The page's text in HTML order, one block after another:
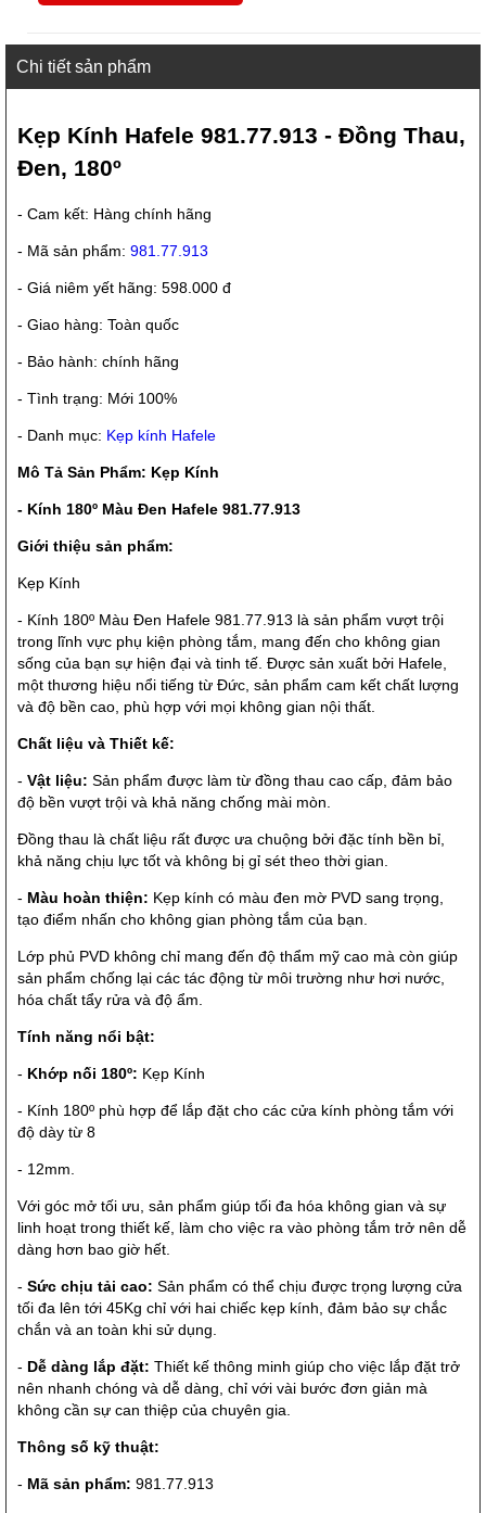
Chi tiết sản phẩm
Kẹp Kính Hafele 981.77.913 - Đồng Thau,
Đen, 180º
- Cam kết: Hàng chính hãng
- Mã sản phẩm: 981.77.913
- Giá niêm yết hãng: 598.000 đ
- Giao hàng: Toàn quốc
- Bảo hành: chính hãng
- Tình trạng: Mới 100%
- Danh mục: Kẹp kính Hafele
Mô Tả Sản Phẩm: Kẹp Kính
- Kính 180º Màu Đen Hafele 981.77.913
Giới thiệu sản phẩm:
Kẹp Kính
- Kính 180º Màu Đen Hafele 981.77.913 là sản phẩm vượt trội
trong lĩnh vực phụ kiện phòng tắm, mang đến cho không gian
sống của bạn sự hiện đại và tinh tế. Được sản xuất bởi Hafele,
một thương hiệu nổi tiếng từ Đức, sản phẩm cam kết chất lượng
và độ bền cao, phù hợp với mọi không gian nội thất.
Chất liệu và Thiết kế:
- Vật liệu: Sản phẩm được làm từ đồng thau cao cấp, đảm bảo
độ bền vượt trội và khả năng chống mài mòn.
Đồng thau là chất liệu rất được ưa chuộng bởi đặc tính bền bỉ,
khả năng chịu lực tốt và không bị gỉ sét theo thời gian.
- Màu hoàn thiện: Kẹp kính có màu đen mờ PVD sang trọng,
tạo điểm nhấn cho không gian phòng tắm của bạn.
Lớp phủ PVD không chỉ mang đến độ thẩm mỹ cao mà còn giúp
sản phẩm chống lại các tác động từ môi trường như hơi nước,
hóa chất tẩy rửa và độ ẩm.
Tính năng nổi bật:
- Khớp nối 180º: Kẹp Kính
- Kính 180º phù hợp để lắp đặt cho các cửa kính phòng tắm với
độ dày từ 8
- 12mm.
Với góc mở tối ưu, sản phẩm giúp tối đa hóa không gian và sự
linh hoạt trong thiết kế, làm cho việc ra vào phòng tắm trở nên dễ
dàng hơn bao giờ hết.
- Sức chịu tải cao: Sản phẩm có thể chịu được trọng lượng cửa
tối đa lên tới 45Kg chỉ với hai chiếc kẹp kính, đảm bảo sự chắc
chắn và an toàn khi sử dụng.
- Dễ dàng lắp đặt: Thiết kế thông minh giúp cho việc lắp đặt trở
nên nhanh chóng và dễ dàng, chỉ với vài bước đơn giản mà
không cần sự can thiệp của chuyên gia.
Thông số kỹ thuật:
- Mã sản phẩm: 981.77.913